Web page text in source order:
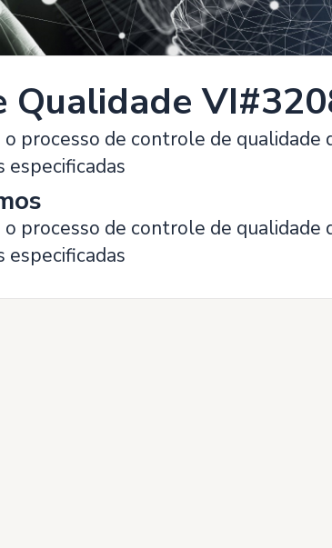
Qualidade
o processo de controle de
especificadas
o processo de controle de
especificadas